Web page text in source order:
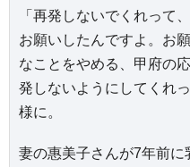
「再発しないでくれって
お願いしたんですよ。お
なことをやめる、甲府の
発しないようにしてくれ
様に。
妻の惠美子さんが7年前